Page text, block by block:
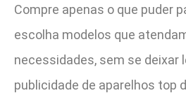
Compre apenas o que puder
escolha modelos que
necessidades, sem se deixar
publicidade de aparelhos top